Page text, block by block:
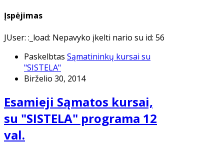
Įspėjimas
JUser: :_load: Nepavyko įkelti nario su id: 56
Paskelbtas Sąmatininkų kursai su
"SISTELA"
Birželio 30, 2014
Esamieji Sąmatos kursai,
su "SISTELA" programa 12
val.